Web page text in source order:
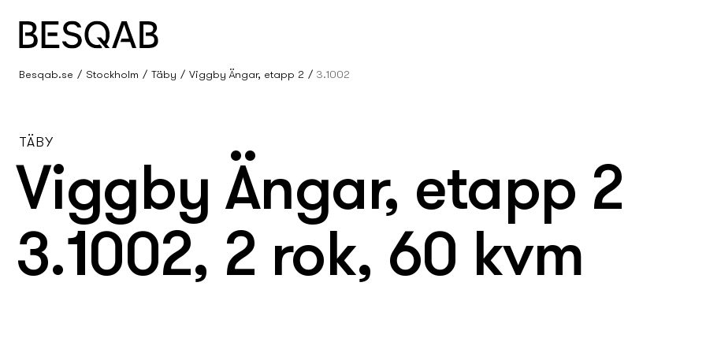
Besqab.se Stockholm Täby Viggby Ängar, etapp 2 3.1002
TÄBY
Viggby Ängar, etapp 2
3.1002, 2 rok, 60 kvm